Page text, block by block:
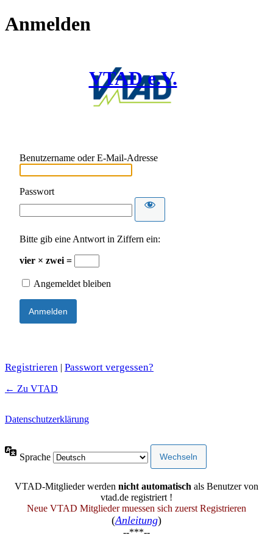
Anmelden
VTAD e.V.
Benutzername oder E-Mail-Adresse
Passwort
Bitte gib eine Antwort in Ziffern ein:
vier × zwei =
Angemeldet bleiben
Registrieren | Passwort vergessen?
← Zu VTAD
Datenschutzerklärung
Sprache
VTAD-Mitglieder werden nicht automatisch als Benutzer von
vtad.de registriert !
Neue VTAD Mitglieder muessen sich zuerst Registrieren
(Anleitung)
--***--